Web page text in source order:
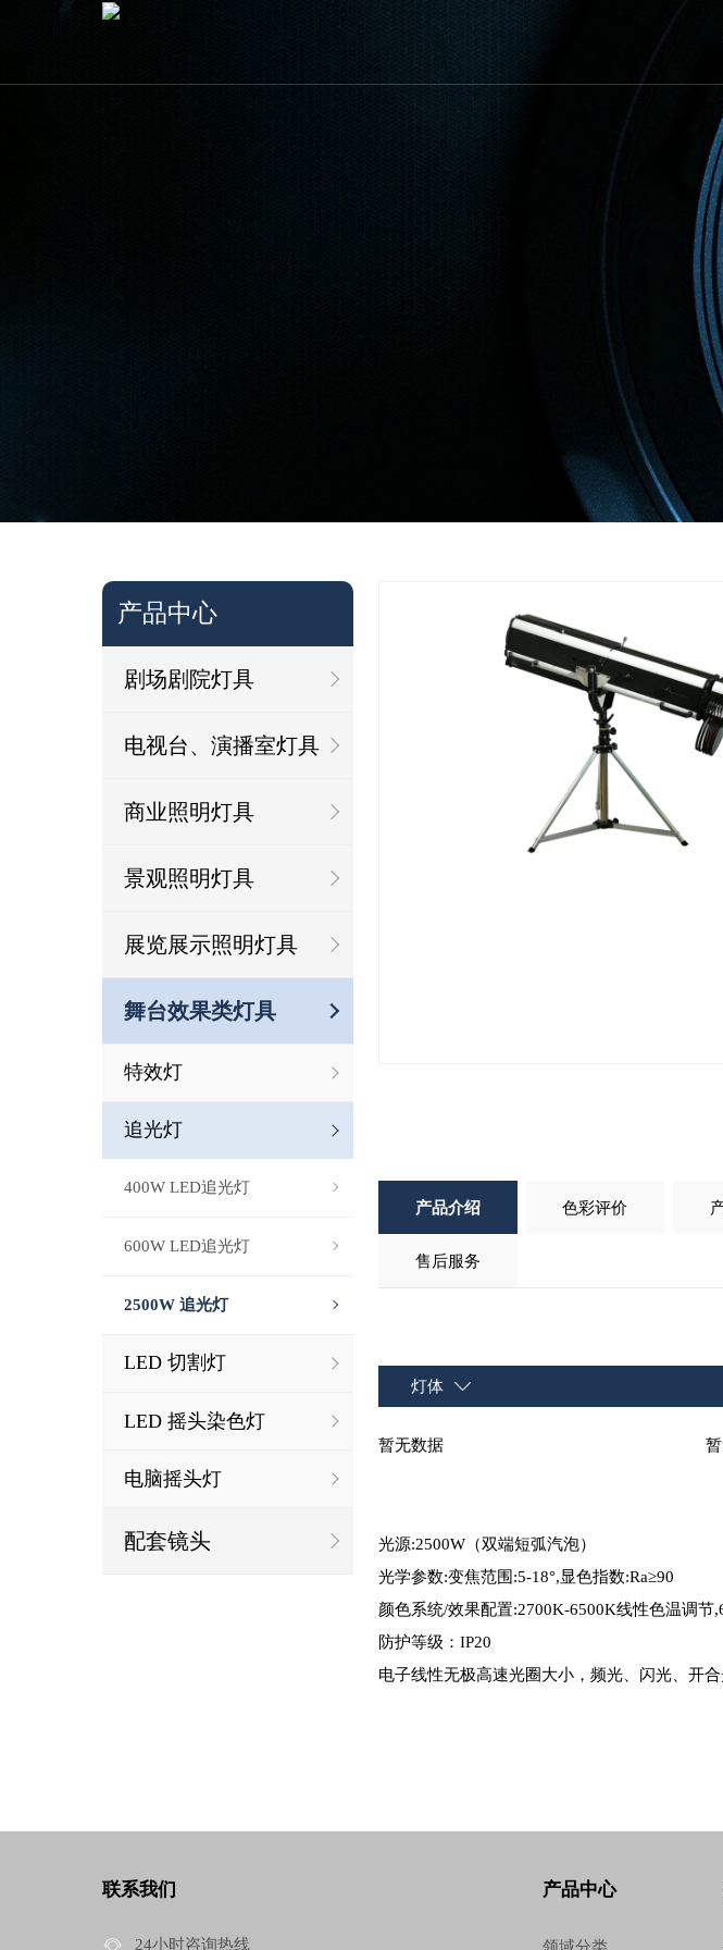
产品中心
剧场剧院灯具
电视台、演播室灯具
商业照明灯具
景观照明灯具
展览展示照明灯具
舞台效果类灯具
特效灯
追光灯
400W LED追光灯
600W LED追光灯
2500W 追光灯
LED 切割灯
LED 摇头染色灯
电脑摇头灯
配套镜头
产品介绍 色彩评价
售后服务
灯体
暂无数据
光源:2500W（双端短弧汽泡）
光学参数:变焦范围:5-18°,显色指数:Ra≥90
颜色系统/效果配置:2700K-6500K线性色温调
防护等级：IP20
电子线性无极高速光圈大小，频光、闪光、开
联系我们
24小时咨询热线
产品中心
领域分类